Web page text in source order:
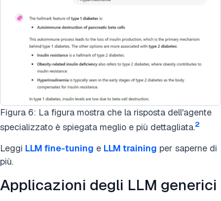
Figura 6: La figura mostra che la risposta dell'agente
specializzato è spiegata meglio e più dettagliata.2
Leggi LLM fine-tuning e LLM training per saperne di
più.
Applicazioni degli LLM generici